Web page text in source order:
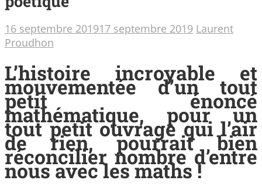
16 septembre 201917 septembre 2019 Laurent
Proudhon
L’histoire incroyable et
mouvementée d’un tout
petit énoncé
mathématique, pour un
tout petit ouvrage qui l’air
de rien, pourrait bien
réconcilier nombre d’entre
nous avec les maths !